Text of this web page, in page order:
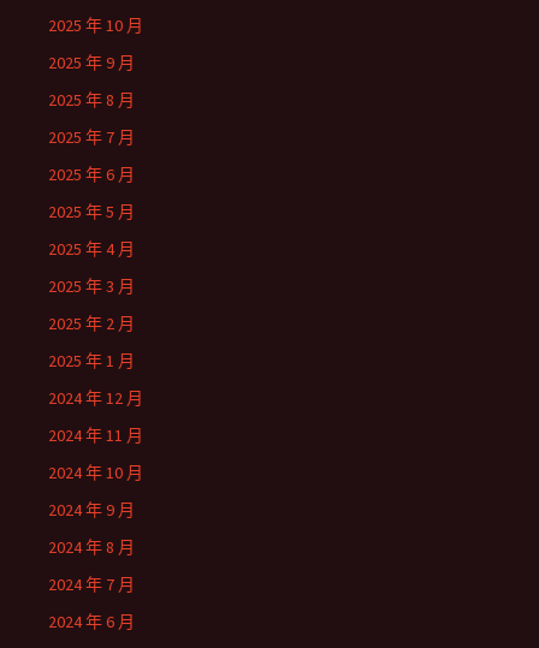
2025 年 10 月
2025 年 9 月
2025 年 8 月
2025 年 7 月
2025 年 6 月
2025 年 5 月
2025 年 4 月
2025 年 3 月
2025 年 2 月
2025 年 1 月
2024 年 12 月
2024 年 11 月
2024 年 10 月
2024 年 9 月
2024 年 8 月
2024 年 7 月
2024 年 6 月